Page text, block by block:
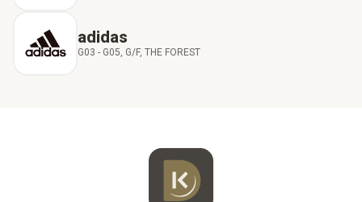
adidas
G03 - G05, G/F, THE FOREST